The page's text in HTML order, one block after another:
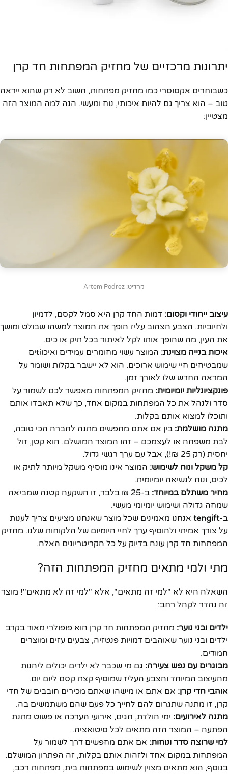
יתרונות מרכזיים של מחזיק המפתחות חד קרן
כשבוחרים אקסוסרי כמו מחזיק מפתחות, חשוב לא רק שהוא ייראה
טוב – הוא צריך גם להיות איכותי, נוח ומעשי. הנה למה המוצר הזה
מצטיין:
קרדיט: Artem Podrez
עיצוב ייחודי וקסום: דמות החד קרן היא סמל לקסם, לדמיון
ולחיוביות. הצבע הצהוב עליז הופך את המוצר למשהו שבולט ומושך
את העין, מה שהופך אותו לקל לאיתור בכל תיק או כיס.
איכות בנייה מצוינת:
המוצר עשוי מחומרים עמידים ואיכוtiים
שמבטיחים חיי שימוש ארוכים. הוא לא יישבר בקלות ושומר על
המראה החדש שלו לאורך זמן.
פונקציונליות יומיומית: מחזיק המפתחות מאפשר לכם לשמור על
סדר ולנהל את כל המפתחות במקום אחד, כך שלא תאבדו אותם
ותוכלו למצוא אותם בקלות.
מתנה מושלמת: בין אם אתם מחפשים מתנה לחברה הכי טובה,
לבת משפחה או לעצמכם – זהו המוצר המושלם. הוא קטן, זול
יחסית (רק 25 ₪!), אבל עם ערך רגשי גדול.
קל משקל ונוח לשימוש: המוצר אינו מוסיף משקל מיותר לתיק או
לכיס, ונוח לנשיאה יומיומית.
מחיר משתלם במיוחד:
ב-25 ₪ בלבד, זו השקעה קטנה שמביאה
שמחה גדולה ושימוש יומיומי מעשי.
ב-tengift אנחנו מאמינים שכל מוצר שאנחנו מציעים צריך לענות
על צורך אמיתי ולהוסיף ערך לחיי היומיום של הלקוחות שלנו. מחזיק
המפתחות חד קרן עונה בדיוק על כל הקריטריונים האלה.
מתי ולמי מתאים מחזיק המפתחות הזה?
השאלה היא לא "למי זה מתאים", אלא "למי זה לא מתאים"! מוצר
זה נהדר לקהל רחב:
ילדים ובני נוער: מחזיק המפתחות חד קרן הוא פופולרי מאוד בקרב
ילדים ובני נוער שאוהבים דמויות פנטזיה, צבעים עזים ומוצרים
חמודים.
מבוגרים עם נפש צעירה: גם מי שכבר לא ילדים יכולים ליהנות
מהעיצוב המיוחד והצבע העליז שמוסיף קצת קסם ליום יום.
אוהבי חדי קרן: אם אתם או מישהו שאתם מכירים חובבים של חדי
קרן, זו מתנה שתגרום להם לחייך כל פעם שהם משתמשים בה.
מתנה לאירועים: ימי הולדת, חגים, אירועי הערכה או פשוט מתנת
הפתעה – המוצר הזה מתאים לכל סיטואציה.
למי שרוצה סדר ונוחות: אם אתם מחפשים דרך לשמור על
המפתחות במקום אחד ולזהות אותם בקלות, זה הפתרון המושלם.
בנוסף, הוא מתאים מצוין לשימוש במפתחות בית, מפתחות רכב,